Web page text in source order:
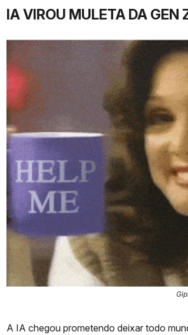
IA VIROU MULETA DA GEN
A IA chegou prometendo deixar todo